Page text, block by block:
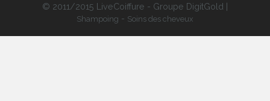
© 2011/2015 LiveCoiffure - Groupe DigitGold |
Shampoing - Soins des cheveux